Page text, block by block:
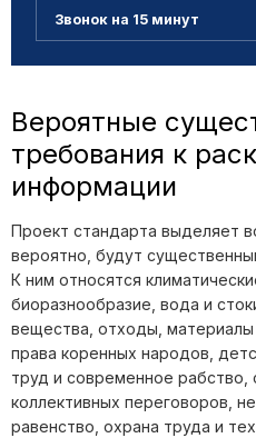
Звонок на 15 минут
Вероятные
требования к
информации
Проект стандарта выделяет
вероятно, будут
К ним относятся
биоразнообразие, вода и
вещества, отходы, материалы
права коренных народов,
труд и современное
коллективных переговоров,
равенство, охрана труда и